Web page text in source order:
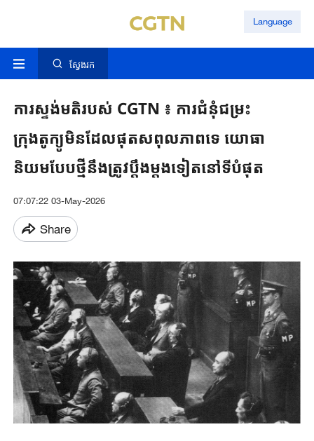
Language
ស្វែងរក
ការស្ទង់មតិរបស់​ CGTN ៖ ការជំនុំ​ជម្រះ​
ក្រុងតូក្យូមិនដែលផុតសពុលភាព​ទេ ​យោធា
និយមបែប​ថ្មី​នឹងត្រូវប្តឹង​ម្តងទៀត​នៅទីបំផុត
07:07:22 03-May-2026
Share